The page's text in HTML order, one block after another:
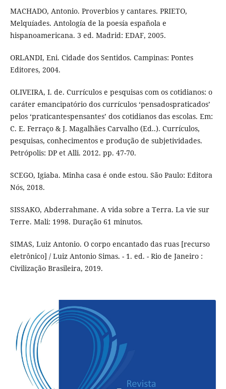
MACHADO, Antonio. Proverbios y cantares. PRIETO,
Melquíades. Antología de la poesía española e
hispanoamericana. 3 ed. Madrid: EDAF, 2005.
ORLANDI, Eni. Cidade dos Sentidos. Campinas: Pontes
Editores, 2004.
OLIVEIRA, I. de. Currículos e pesquisas com os cotidianos: o
caráter emancipatório dos currículos ‘pensadospraticados’
pelos ‘praticantespensantes’ dos cotidianos das escolas. Em:
C. E. Ferraço & J. Magalhães Carvalho (Ed..). Currículos,
pesquisas, conhecimentos e produção de subjetividades.
Petrópolis: DP et Alli. 2012. pp. 47-70.
SCEGO, Igiaba. Minha casa é onde estou. São Paulo: Editora
Nós, 2018.
SISSAKO, Abderrahmane. A vida sobre a Terra. La vie sur
Terre. Mali: 1998. Duração 61 minutos.
SIMAS, Luiz Antonio. O corpo encantado das ruas [recurso
eletrônico] / Luiz Antonio Simas. - 1. ed. - Rio de Janeiro :
Civilização Brasileira, 2019.